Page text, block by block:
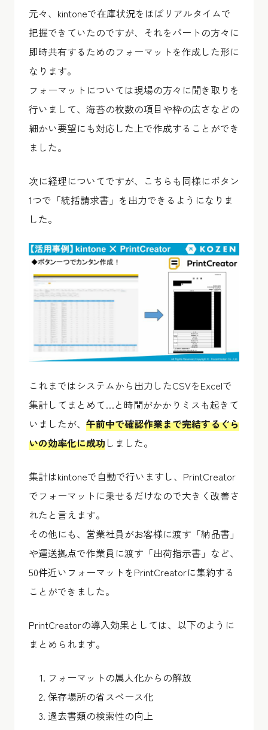
元々、kintoneで在庫状況をほぼリアルタイムで
把握できていたのですが、それをパートの方々に
即時共有するためのフォーマットを作成した形に
なります。
フォーマットについては現場の方々に聞き取りを
行いまして、海苔の枚数の項目や枠の広さなどの
細かい要望にも対応した上で作成することができ
ました。
次に経理についてですが、こちらも同様にボタン
1つで「統括請求書」を出力できるようになりま
した。
これまではシステムから出力したCSVをExcelで
集計してまとめて…と時間がかかりミスも起きて
いましたが、 午前中で確認作業まで完結するぐら
いの効率化に成功しました。
集計はkintoneで自動で行いますし、PrintCreator
でフォーマットに乗せるだけなので大きく改善さ
れたと言えます。
その他にも、営業社員がお客様に渡す「納品書」
や運送拠点で作業員に渡す「出荷指示書」など、
50件近いフォーマットをPrintCreatorに集約する
ことができました。
PrintCreatorの導入効果としては、以下のように
まとめられます。
フォーマットの属人化からの解放
保存場所の省スペース化
過去書類の検索性の向上